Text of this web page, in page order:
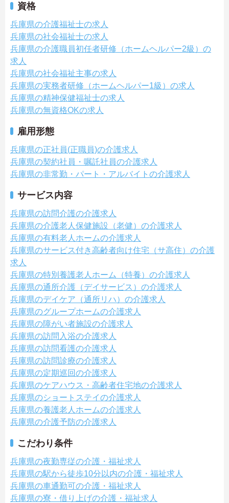
資格
兵庫県の介護福祉士の求人
兵庫県の社会福祉士の求人
兵庫県の介護職員初任者研修（ホームヘルパー2級）の
求人
兵庫県の社会福祉主事の求人
兵庫県の実務者研修（ホームヘルパー1級）の求人
兵庫県の精神保健福祉士の求人
兵庫県の無資格OKの求人
雇用形態
兵庫県の正社員(正職員)の介護求人
兵庫県の契約社員・嘱託社員の介護求人
兵庫県の非常勤・パート・アルバイトの介護求人
サービス内容
兵庫県の訪問介護の介護求人
兵庫県の介護老人保健施設（老健）の介護求人
兵庫県の有料老人ホームの介護求人
兵庫県のサービス付き高齢者向け住宅（サ高住）の介護
求人
兵庫県の特別養護老人ホーム（特養）の介護求人
兵庫県の通所介護（デイサービス）の介護求人
兵庫県のデイケア（通所リハ）の介護求人
兵庫県のグループホームの介護求人
兵庫県の障がい者施設の介護求人
兵庫県の訪問入浴の介護求人
兵庫県の訪問看護の介護求人
兵庫県の訪問診療の介護求人
兵庫県の定期巡回の介護求人
兵庫県のケアハウス・高齢者住宅地の介護求人
兵庫県のショートステイの介護求人
兵庫県の養護老人ホームの介護求人
兵庫県の介護予防の介護求人
こだわり条件
兵庫県の夜勤専従の介護・福祉求人
兵庫県の駅から徒歩10分以内の介護・福祉求人
兵庫県の車通勤可の介護・福祉求人
兵庫県の寮・借り上げの介護・福祉求人